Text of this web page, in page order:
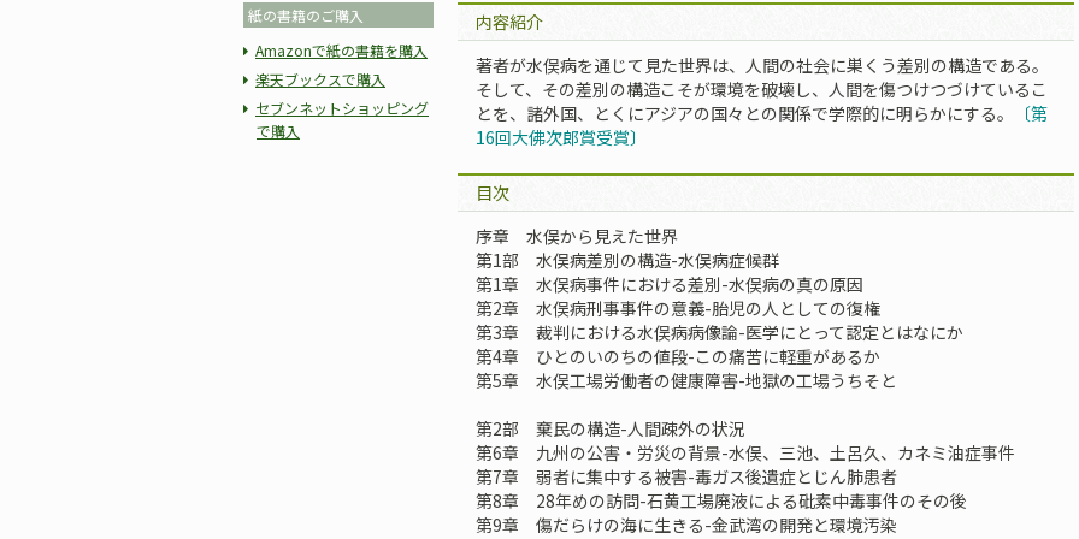
紙の書籍のご購入
Amazonで紙の書籍を購入
楽天ブックスで購入
セブンネットショッピング
で購入
内容紹介
著者が水俣病を通じて見た世界は、人間の社会に巣くう差別の構造である。
そして、その差別の構造こそが環境を破壊し、人間を傷つけつづけているこ
とを、諸外国、とくにアジアの国々との関係で学際的に明らかにする。
〔第
16回大佛次郎賞受賞〕
目次
序章 水俣から見えた世界
第1部 水俣病差別の構造-水俣病症候群
第1章 水俣病事件における差別-水俣病の真の原因
第2章 水俣病刑事事件の意義-胎児の人としての復権
第3章 裁判における水俣病病像論-医学にとって認定とはなにか
第4章 ひとのいのちの値段-この痛苦に軽重があるか
第5章 水俣工場労働者の健康障害-地獄の工場うちそと
第2部 棄民の構造-人間疎外の状況
第6章 九州の公害・労災の背景-水俣、三池、土呂久、カネミ油症事件
第7章 弱者に集中する被害-毒ガス後遺症とじん肺患者
第8章 28年めの訪問-石黄工場廃液による砒素中毒事件のその後
第9章 傷だらけの海に生きる-金武湾の開発と環境汚染